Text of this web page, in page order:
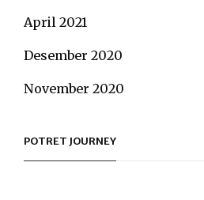
April 2021
Desember 2020
November 2020
POTRET JOURNEY